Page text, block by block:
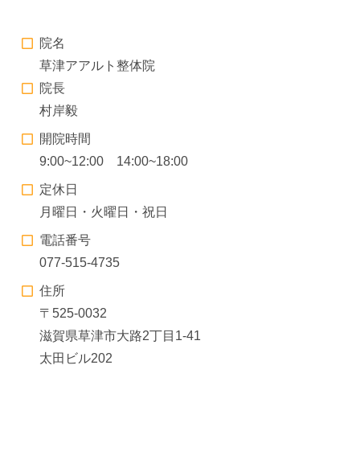
院名
草津アアルト整体院
院長
村岸毅
開院時間
9:00~12:00 14:00~18:00
定休日
月曜日・火曜日・祝日
電話番号
077-515-4735
住所
〒525-0032
滋賀県草津市大路2丁目1-41
太田ビル202